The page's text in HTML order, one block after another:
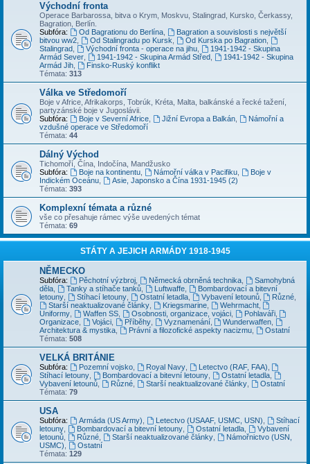
Východní fronta
Operace Barbarossa, bitva o Krym, Moskvu, Stalingrad, Kursko, Čerkassy,
Bagration, Berlín.
Subfóra:
Od Bagrationu do Berlína,
Bagration a souvislosti s největší
bitvou ww2
Od Stalingradu po Kursk Od Kurska po Bagration,
Stalingrad
Východní fronta - operace na jihu,
1941-1942 - Skupina
Armád Sever
1941-1942 - Skupina Armád Střed,
1941-1942 - Skupina
Armád Jih
Finsko-Ruský konflikt
Témata: 313
Válka ve Středomoří
Boje v Africe, Afrikakorps, Tobrúk, Kréta, Malta, balkánské a řecké tažení,
partyzánské boje v Jugoslávii.
Subfóra:
Boje v Severní Africe, Jižní Evropa a Balkán,
Námořní a
vzdušné operace ve Středomoří
Témata: 44
Dálný Východ
Tichomoří, Čína, Indočína, Mandžusko
Subfóra:
Boje na kontinentu, Námořní válka v Pacifiku,
Boje v
Indickém Oceánu
Asie, Japonsko a Čína 1931-1945 (2)
Témata: 393
Komplexní témata a různé
vše co přesahuje rámec výše uvedených témat
Témata: 69
STÁTY A JEJICH ARMÁDY 1918-1945
NĚMECKO
Subfóra: Pěchotní výzbroj, Německá obrněná technika,
Samohybná
děla
Tanky a stíhače tanků, Luftwaffe,
Bombardovací a bitevní
letouny
Stíhací letouny, Ostatní letadla, Vybavení letounů, Různé
Starší neaktualizované články, Kriegsmarine, Wehrmacht,
Uniformy
Waffen SS, Osobnosti, organizace, vojáci, Pohlaváři,
Organizace
Vojáci, Příběhy, Vyznamenání, Wunderwaffen
Architektura & mystika
Právní a filozofické aspekty nacizmu,
Ostatní
Témata: 508
VELKÁ BRITÁNIE
Subfóra: Pozemní vojsko, Royal Navy, Letectvo (RAF, FAA)
Stíhací letouny
Bombardovací a bitevní letouny, Ostatní letadla,
Vybavení letounů
Různé, Starší neaktualizované články,
Ostatní
Témata: 79
USA
Subfóra: Armáda (US Army) Letectvo (USAAF, USMC, USN)
Stíhací
letouny
Bombardovací a bitevní letouny, Ostatní letadla,
Vybavení
letounů
Různé, Starší neaktualizované články,
Námořnictvo (USN,
USMC)
Ostatní
Témata: 129